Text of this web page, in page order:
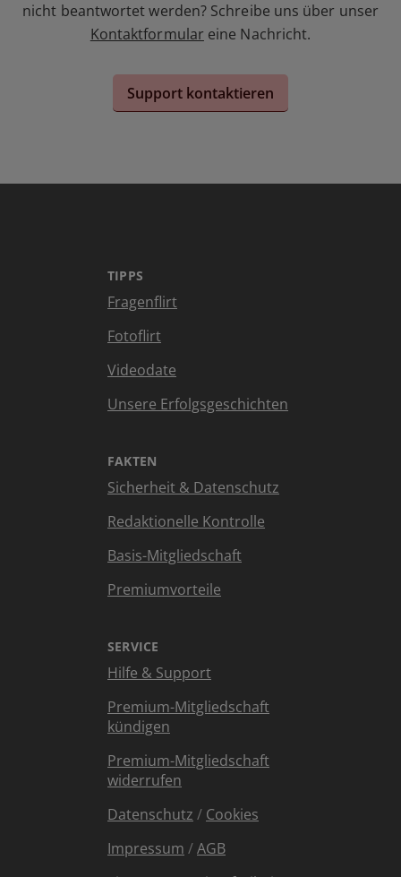
nicht beantwortet werden? Schreibe uns über unser
Kontaktformular eine Nachricht.
Support kontaktieren
TIPPS
Fragenflirt
Fotoflirt
Videodate
Unsere Erfolgsgeschichten
FAKTEN
Sicherheit & Datenschutz
Redaktionelle Kontrolle
Basis-Mitgliedschaft
Premiumvorteile
SERVICE
Hilfe & Support
Premium-Mitgliedschaft
kündigen
Premium-Mitgliedschaft
widerrufen
Datenschutz / Cookies
Impressum /AGB